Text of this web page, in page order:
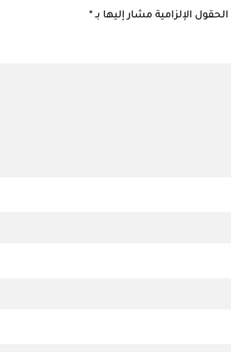
الحقول الإلزامية مشار إليها بـ*